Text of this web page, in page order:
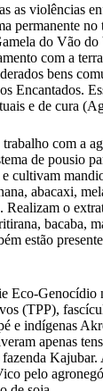
as violências
permanente
do Vão do
com a
bens
Encantados.
e de cura
com a
de pousio
cultivam
abacaxi,
Realizam o
bacaba,
estão
Eco-Genocídio
(TPP),
e indígenas
apenas
Kajubar.
pelo